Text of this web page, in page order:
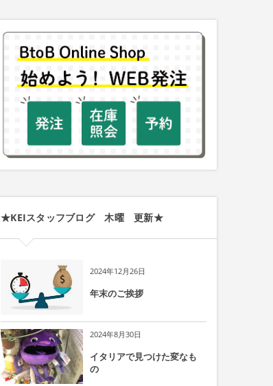
★KEIスタッフブログ 木曜 更新★
2024年12月26日
年末のご挨拶
2024年8月30日
イタリアで見つけた変なも
の